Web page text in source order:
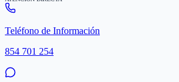
Teléfono de Información
854 701 254